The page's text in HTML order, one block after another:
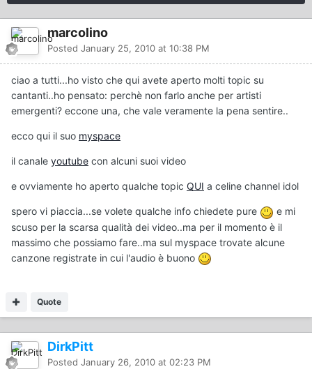
marcolino
Posted January 25, 2010 at 10:38 PM
ciao a tutti...ho visto che qui avete aperto molti topic su
cantanti..ho pensato: perchè non farlo anche per artisti
emergenti? eccone una, che vale veramente la pena sentire..
ecco qui il suo myspace
il canale youtube con alcuni suoi video
e ovviamente ho aperto qualche topic QUI a celine channel idol
spero vi piaccia...se volete qualche info chiedete pure
e mi
scuso per la scarsa qualità dei video..ma per il momento è il
massimo che possiamo fare..ma sul myspace trovate alcune
canzone registrate in cui l'audio è buono
Quote
DirkPitt
Posted January 26, 2010 at 02:23 PM